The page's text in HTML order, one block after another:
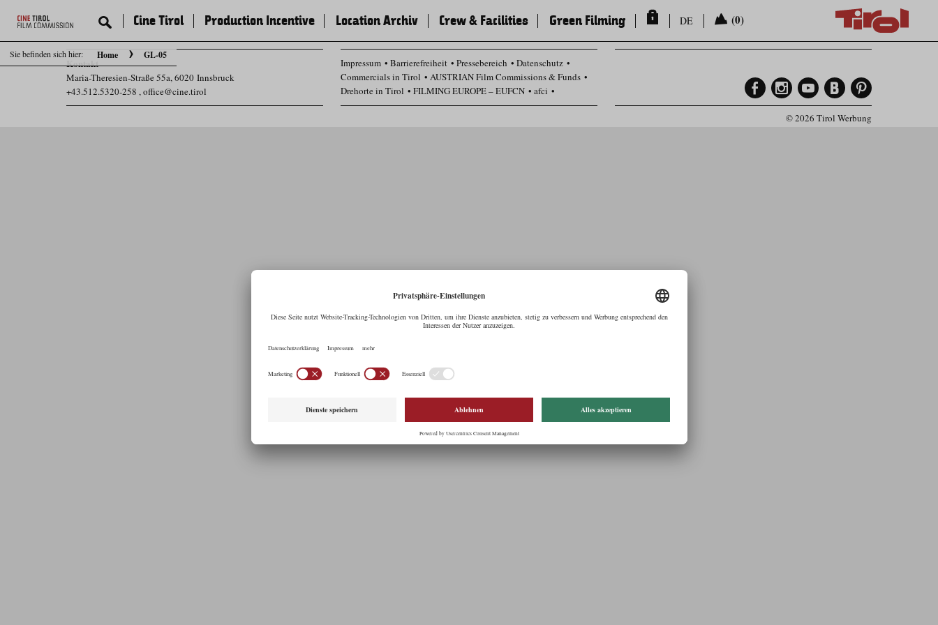
Sie befinden sich hier: Home GL-05
Cine Tirol Production Incentive Location Archiv Crew & Facilities Green Filming DE (0)
Kontakt
Maria-Theresien-Straße 55a, 6020 Innsbruck
+43.512.5320-258 ,office@cine.tirol
Impressum Barrierefreiheit Pressebereich
Datenschutz
Commercials in Tirol
AUSTRIAN Film Commissions & Funds
Drehorte in Tirol
FILMING EUROPE – EUFCN
afci
Datenschutz Einstellungen
© 2026 Tirol Werbung